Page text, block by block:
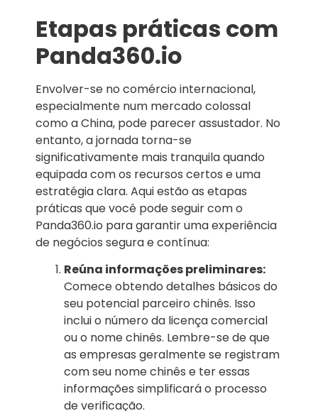
Etapas práticas com
Panda360.io
Envolver-se no comércio internacional,
especialmente num mercado colossal
como a China, pode parecer assustador. No
entanto, a jornada torna-se
significativamente mais tranquila quando
equipada com os recursos certos e uma
estratégia clara. Aqui estão as etapas
práticas que você pode seguir com o
Panda360.io para garantir uma experiência
de negócios segura e contínua:
Reúna informações preliminares:
Comece obtendo detalhes básicos do
seu potencial parceiro chinês. Isso
inclui o número da licença comercial
ou o nome chinês. Lembre-se de que
as empresas geralmente se registram
com seu nome chinês e ter essas
informações simplificará o processo
de verificação.